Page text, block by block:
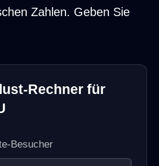
Zahlen. Geben Sie
Rechner für
Besucher